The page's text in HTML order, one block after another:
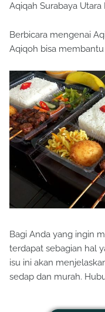
Aqiqah Surabaya Utara
Berbicara mengenai
Aqiqoh bisa
Bagi Anda yang ingin
terdapat sebagian hal
isu ini akan
sedap dan murah.